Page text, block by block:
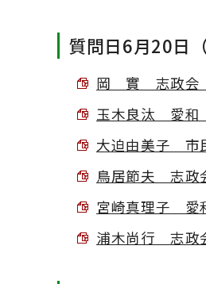
質問日6月20日（
岡 實 志政会（
玉木良汰 愛和
大迫由美子 市
鳥居節夫 志政
宮崎真理子 愛
浦木尚行 志政